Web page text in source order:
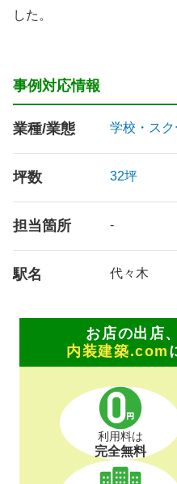
した。
事例対応情報
業種/業態 学校・ス
坪数 32坪
担当箇所 -
駅名 代々木
お店の出店
内装建築.com
利用料は
完全無料